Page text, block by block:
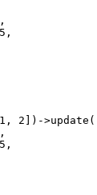
2])->update([